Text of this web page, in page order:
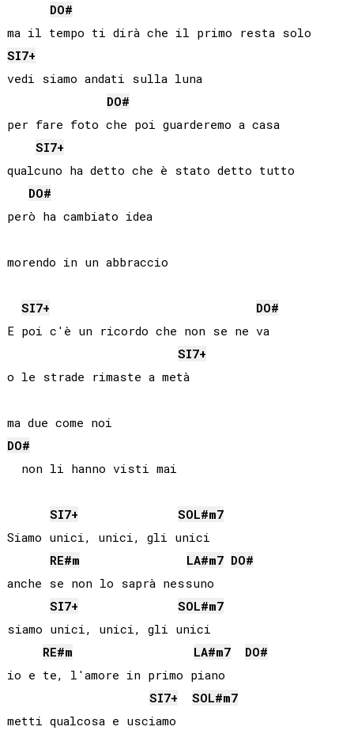
DO#
SI7+
vedi siamo andati sulla luna
DO#
per fare foto che poi guarderemo a casa
SI7+
qualcuno ha detto che è stato detto tutto
DO#
però ha cambiato idea
morendo in un abbraccio
SI7+
DO#
E poi c'è un ricordo che non se ne va
SI7+
o le strade rimaste a metà
DO#
  non li hanno visti mai
SI7+ SOL#m7
Siamo unici, unici, gli unici
RE#m LA#m7 DO#
anche se non lo saprà nessuno
SI7+ SOL#m7
siamo unici, unici, gli unici
RE#m LA#m7
DO#
io e te, l'amore in primo piano
SI7+ SOL#m7
metti qualcosa e usciamo